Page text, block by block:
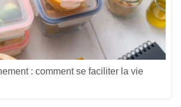
: comment se faciliter la vie